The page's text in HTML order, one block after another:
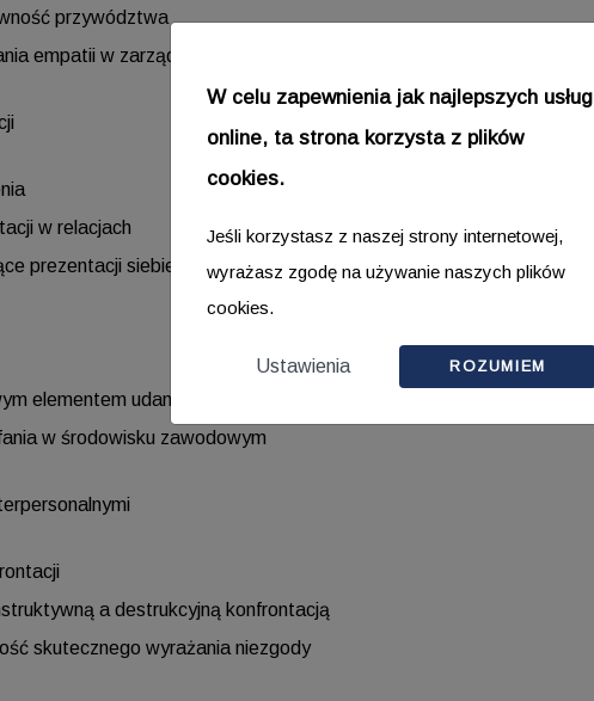
przywództwa
empatii w zarządzaniu zespołem
w relacjach
prezentacji siebie
elementem udanych relacji
w środowisku zawodowym
a destrukcyjną konfrontacją
skutecznego wyrażania niezgody
W celu zapewnienia jak najlepszych usług
online, ta strona korzysta z plików
cookies.
Jeśli korzystasz z naszej strony internetowej,
wyrażasz zgodę na używanie naszych plików
cookies.
Ustawienia ROZUMIEM